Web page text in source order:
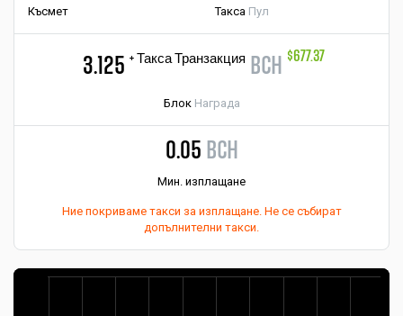
Късмет Такса Пул
3.125 + Такса Транзакция BCH $677.37
Блок Награда
0.05 BCH
Мин. изплащане
Ние покриваме такси за изплащане. Не се събират
допълнителни такси.